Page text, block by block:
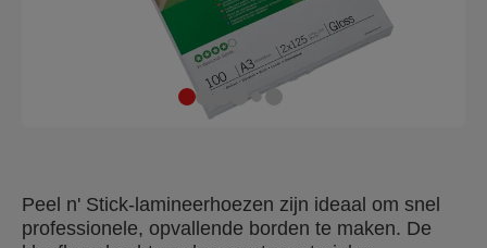
Peel n' Stick-lamineerhoezen zijn ideaal om snel
professionele, opvallende borden te maken. De